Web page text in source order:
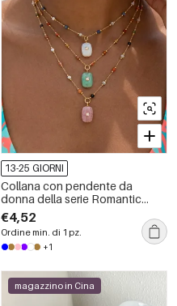
13-25 GIORNI
Collana con pendente da
donna della serie Romantic
Retro con perline rettangolari in
pietre naturali color oro.
€4,52
Ordine min. di 1 pz.
+1
magazzino in Cina